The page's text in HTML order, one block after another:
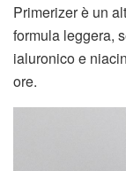
Primerizer è un
formula leggera,
ialuronico e
ore.